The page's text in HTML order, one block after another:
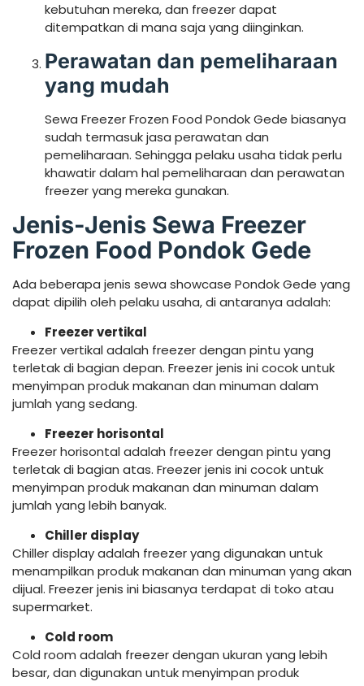
kebutuhan mereka, dan freezer dapat
ditempatkan di mana saja yang diinginkan.
Perawatan dan pemeliharaan
yang mudah
Sewa Freezer Frozen Food Pondok Gede biasanya
sudah termasuk jasa perawatan dan
pemeliharaan. Sehingga pelaku usaha tidak perlu
khawatir dalam hal pemeliharaan dan perawatan
freezer yang mereka gunakan.
Jenis-Jenis Sewa Freezer
Frozen Food Pondok Gede
Ada beberapa jenis sewa showcase Pondok Gede yang
dapat dipilih oleh pelaku usaha, di antaranya adalah:
Freezer vertikal
Freezer vertikal adalah freezer dengan pintu yang
terletak di bagian depan. Freezer jenis ini cocok untuk
menyimpan produk makanan dan minuman dalam
jumlah yang sedang.
Freezer horisontal
Freezer horisontal adalah freezer dengan pintu yang
terletak di bagian atas. Freezer jenis ini cocok untuk
menyimpan produk makanan dan minuman dalam
jumlah yang lebih banyak.
Chiller display
Chiller display adalah freezer yang digunakan untuk
menampilkan produk makanan dan minuman yang akan
dijual. Freezer jenis ini biasanya terdapat di toko atau
supermarket.
Cold room
Cold room adalah freezer dengan ukuran yang lebih
besar, dan digunakan untuk menyimpan produk